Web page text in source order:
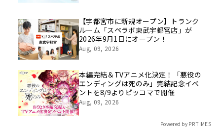
【宇都宮市に新規オープン】トランク
ルーム「スペラボ東武宇都宮店」が
2026年9月1日にオープン！
Aug, 09, 2026
本編完結＆TVアニメ化決定！「悪役の
エンディングは死のみ」完結記念イベ
ントを8/9よりピッコマで開催
Aug, 09, 2026
Powered by PR TIMES